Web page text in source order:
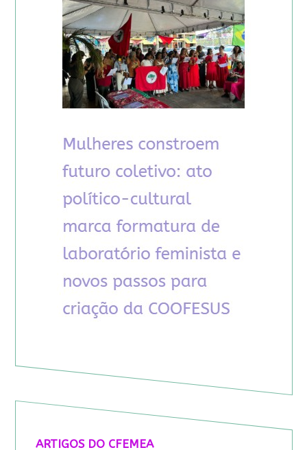
ARTIGOS DO CFEMEA